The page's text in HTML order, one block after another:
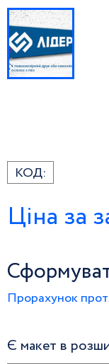
КОД:
Ціна за
Прорахунок
Є макет в